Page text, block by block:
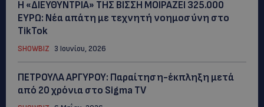
Η «ΔΙΕΥΘΥΝΤΡΙΑ» ΤΗΣ ΒΙΣΣΗ ΜΟΙΡΑΖΕΙ 325.000
ΕΥΡΩ: Νέα απάτη με τεχνητή νοημοσύνη στο
TikTok
SHOWBIZ 3 Ιουνίου, 2026
ΠΕΤΡΟΥΛΑ ΑΡΓΥΡΟΥ: Παραίτηση-έκπληξη μετά
από 20 χρόνια στο Sigma TV